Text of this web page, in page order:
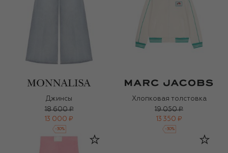
Джинсы
18 600 ₽
13 000 ₽
-30%
Хлопковая толстовка
19 050 ₽
13 350 ₽
-30%